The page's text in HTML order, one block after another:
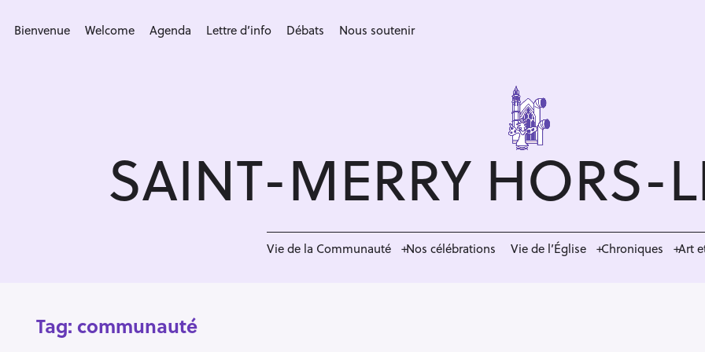
Bienvenue Welcome Agenda Lettre d’info Débats Nous soutenir
SAINT-MERRY HORS-
Vie de la Communauté Nos célébrations Vie de l’Église Chroniques Art
Tag: communauté